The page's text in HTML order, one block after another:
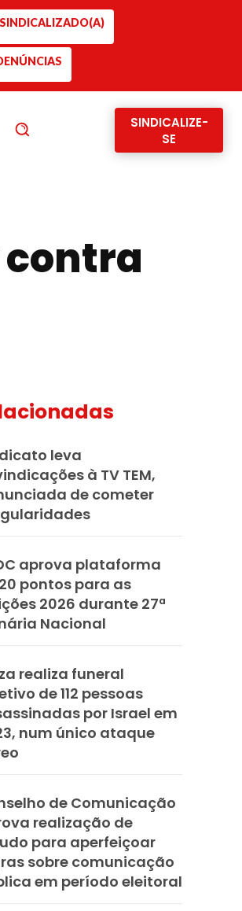
SINDICALIZE-
SE
contra
leva
à TV TEM,
de cometer
aprova plataforma
pontos para as
2026 durante 27ª
Nacional
realiza funeral
de 112 pessoas
por Israel em
num único ataque
de Comunicação
realização de
para aperfeiçoar
sobre comunicação
em período eleitoral